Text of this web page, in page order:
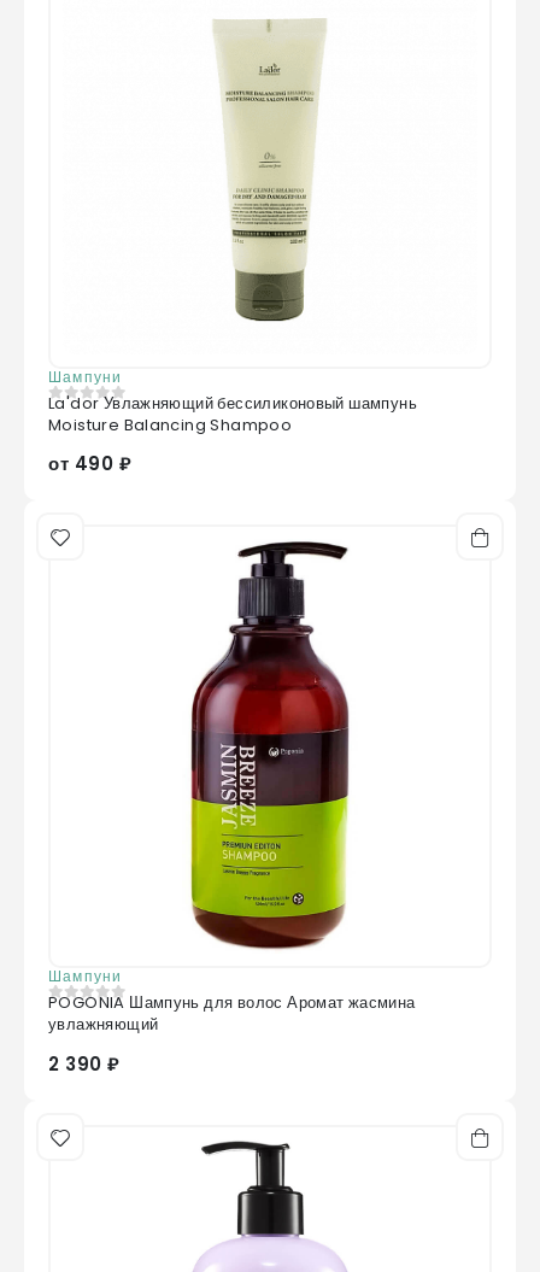
Шампуни
0из 5
La'dor Увлажняющий бессиликоновый шампунь
Moisture Balancing Shampoo
от 490 ₽
Шампуни
0 из 5
POGONIA Шампунь для волос Аромат жасмина
увлажняющий
2 390 ₽